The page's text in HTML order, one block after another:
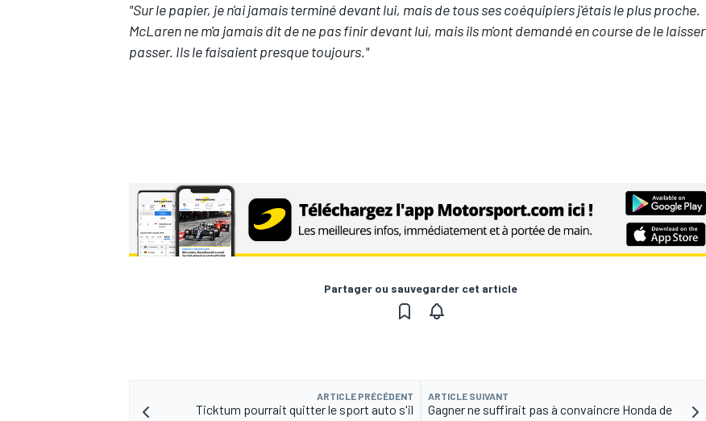
"Sur le papier, je n'ai jamais terminé devant lui, mais de tous ses coéquipiers j'étais le plus proche.
McLaren ne m'a jamais dit de ne pas finir devant lui, mais ils m'ont demandé en course de le laisser
passer. Ils le faisaient presque toujours."
Partager ou sauvegarder cet article
ARTICLE PRÉCÉDENT
Ticktum pourrait quitter le sport auto s'il
ARTICLE SUIVANT
Gagner ne suffirait pas à convaincre Honda de